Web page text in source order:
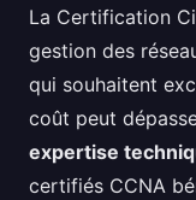
La Certification
gestion des
qui souhaitent
coût peut
expertise
certifiés CCNA